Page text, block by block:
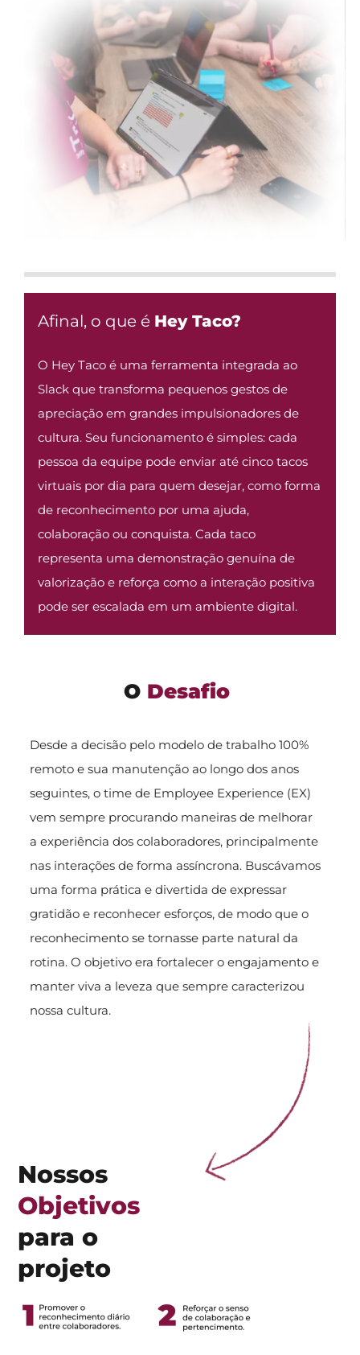
Afinal, o que é Hey Taco?
O Hey Taco é uma ferramenta integrada ao
Slack que transforma pequenos gestos de
apreciação em grandes impulsionadores de
cultura. Seu funcionamento é simples: cada
pessoa da equipe pode enviar até cinco tacos
virtuais por dia para quem desejar, como forma
de reconhecimento por uma ajuda,
colaboração ou conquista. Cada taco
representa uma demonstração genuína de
valorização e reforça como a interação positiva
pode ser escalada em um ambiente digital.
O Desafio
Desde a decisão pelo modelo de trabalho 100%
remoto e sua manutenção ao longo dos anos
seguintes, o time de Employee Experience (EX)
vem sempre procurando maneiras de melhorar
a experiência dos colaboradores, principalmente
nas interações de forma assíncrona. Buscávamos
uma forma prática e divertida de expressar
gratidão e reconhecer esforços, de modo que o
reconhecimento se tornasse parte natural da
rotina. O objetivo era fortalecer o engajamento e
manter viva a leveza que sempre caracterizou
nossa cultura.
Nossos
Objetivos
para o
projeto